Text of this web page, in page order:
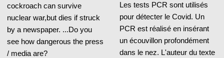
cockroach can survive
nuclear war,but dies if struck
by a newspaper. ...Do you
see how dangerous the press
/ media are?
Les tests PCR sont utilisés
pour détecter le Covid. Un
PCR est réalisé en insérant
un écouvillon profondément
dans le nez. L'auteur du texte